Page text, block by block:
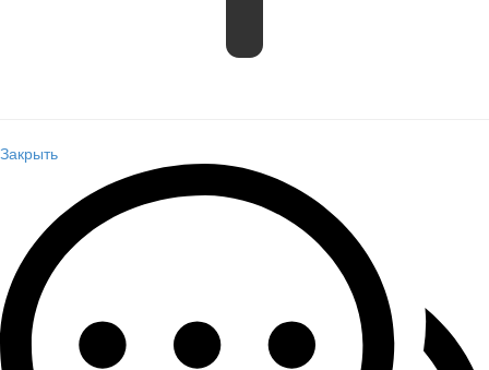
Закрыть